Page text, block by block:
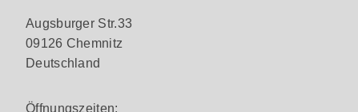
Augsburger Str.33
09126 Chemnitz
Deutschland
Öffnungszeiten: